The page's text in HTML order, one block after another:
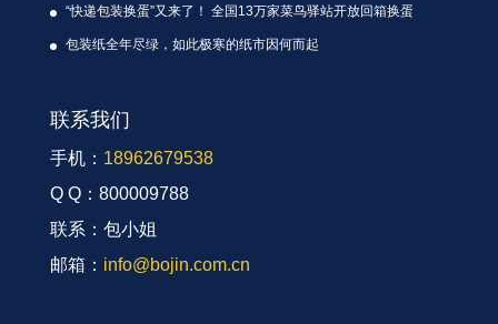
“快递包装换蛋”又来了！ 全国13万家菜鸟驿站开放回箱换蛋
包装纸全年尽绿，如此极寒的纸市因何而起
联系我们
手机： 18962679538
Q Q：800009788
联系：包小姐
邮箱： info@bojin.com.cn